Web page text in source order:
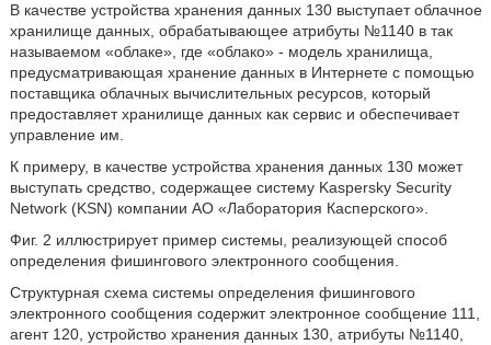
В качестве устройства хранения данных 130 выступает облачное
хранилище данных, обрабатывающее атрибуты №1140 в так
называемом «облаке», где «облако» - модель хранилища,
предусматривающая хранение данных в Интернете с помощью
поставщика облачных вычислительных ресурсов, который
предоставляет хранилище данных как сервис и обеспечивает
управление им.
К примеру, в качестве устройства хранения данных 130 может
выступать средство, содержащее систему Kaspersky Security
Network (KSN) компании AO «Лаборатория Касперского».
Фиг. 2 иллюстрирует пример системы, реализующей способ
определения фишингового электронного сообщения.
Структурная схема системы определения фишингового
электронного сообщения содержит электронное сообщение 111,
агент 120, устройство хранения данных 130, атрибуты №1140,